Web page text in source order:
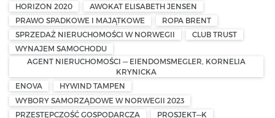
HORIZON 2020
AWOKAT ELISABETH JENSEN
PRAWO SPADKOWE I MAJĄTKOWE
ROPA BRENT
SPRZEDAŻ NIERUCHOMOŚCI W NORWEGII
CLUB TRUST
WYNAJEM SAMOCHODU
AGENT NIERUCHOMOŚCI — EIENDOMSMEGLER, KORNELIA
KRYNICKA
ENOVA
HYWIND TAMPEN
WYBORY SAMORZĄDOWE W NORWEGII 2023
PRZESTĘPCZOŚĆ GOSPODARCZA
PROSJEKT—K